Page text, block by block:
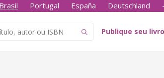
Brasil Portugal España Deutschland -
Publique seu livro